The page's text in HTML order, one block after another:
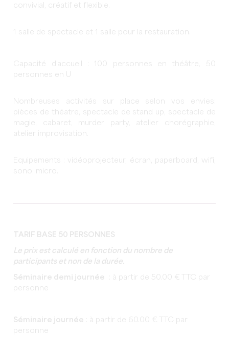
convivial, créatif et flexible.
1 salle de spectacle et 1 salle pour la restauration.
Capacité d'accueil : 100 personnes en théâtre, 50
personnes en U
Nombreuses activités sur place selon vos envies:
pièces de théatre, spectacle de stand up, spectacle de
magie, cabaret, murder party, atelier chorégraphie,
atelier improvisation.
Equipements : vidéoprojecteur, écran, paperboard, wifi,
sono, micro.
TARIF BASE 50 PERSONNES
Le prix est calculé en fonction du nombre de
participants et non de la durée.
Séminaire demi journée : à partir de 50.00 € TTC par
personne
Séminaire journée : à partir de 60.00 € TTC par
personne